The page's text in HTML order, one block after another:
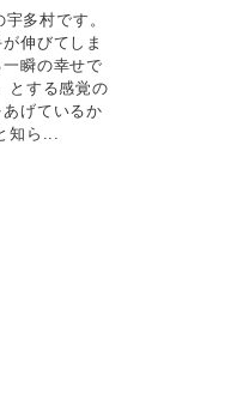
多村です。
伸びてしま
瞬の幸せで
とする感覚の
げているか
知ら...